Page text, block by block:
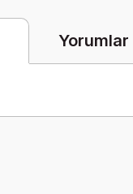
Yorumlar